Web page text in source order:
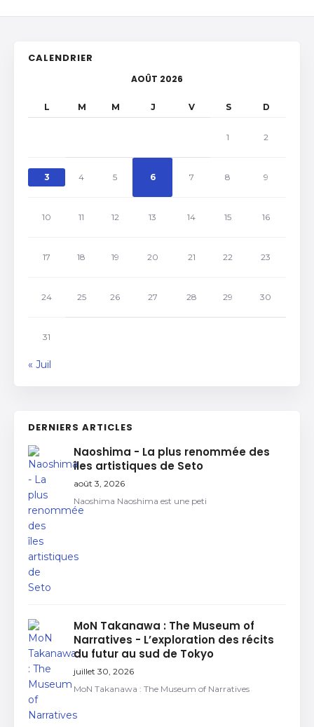
CALENDRIER
AOÛT 2026
L M M J V S D
1 2
3 4 5 6 7 8 9
10 11 12 13 14 15 16
17 18 19 20 21 22 23
24 25 26 27 28 29 30
31
« Juil
DERNIERS ARTICLES
Naoshima - La plus renommée des
îles artistiques de Seto
août 3, 2026
Naoshima Naoshima est une peti
MoN Takanawa : The Museum of
Narratives - L’exploration des récits
du futur au sud de Tokyo
juillet 30, 2026
MoN Takanawa : The Museum of Narratives